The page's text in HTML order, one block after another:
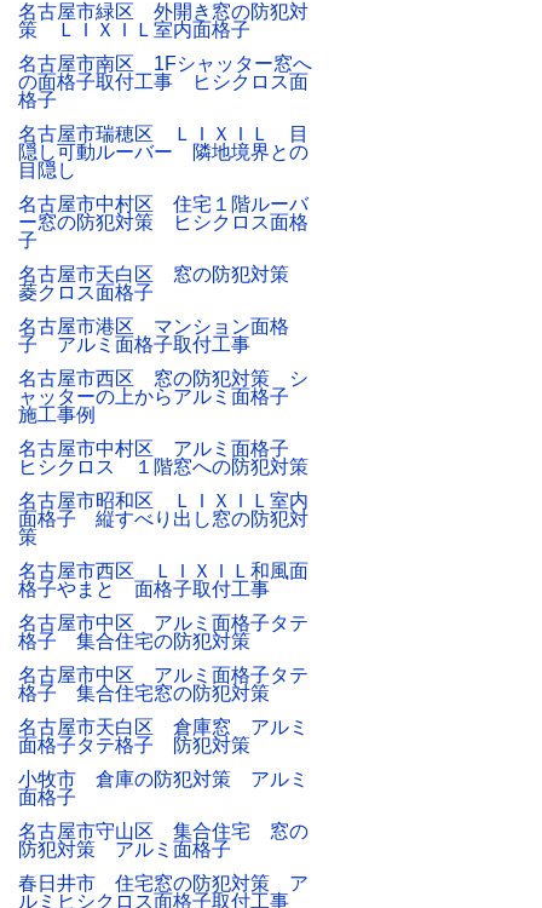
名古屋市緑区 外開き窓の防犯対
策 ＬＩＸＩＬ室内面格子
名古屋市南区 1Fシャッター窓へ
の面格子取付工事 ヒシクロス面
格子
名古屋市瑞穂区 ＬＩＸＩＬ 目
隠し可動ルーバー 隣地境界との
目隠し
名古屋市中村区 住宅１階ルーバ
ー窓の防犯対策 ヒシクロス面格
子
名古屋市天白区 窓の防犯対策
菱クロス面格子
名古屋市港区 マンション面格
子 アルミ面格子取付工事
名古屋市西区 窓の防犯対策 シ
ャッターの上からアルミ面格子
施工事例
名古屋市中村区 アルミ面格子
ヒシクロス １階窓への防犯対策
名古屋市昭和区 ＬＩＸＩＬ室内
面格子 縦すべり出し窓の防犯対
策
名古屋市西区 ＬＩＸＩＬ和風面
格子やまと 面格子取付工事
名古屋市中区 アルミ面格子タテ
格子 集合住宅の防犯対策
名古屋市中区 アルミ面格子タテ
格子 集合住宅窓の防犯対策
名古屋市天白区 倉庫窓 アルミ
面格子タテ格子 防犯対策
小牧市 倉庫の防犯対策 アルミ
面格子
名古屋市守山区 集合住宅 窓の
防犯対策 アルミ面格子
春日井市 住宅窓の防犯対策 ア
ルミヒシクロス面格子取付工事